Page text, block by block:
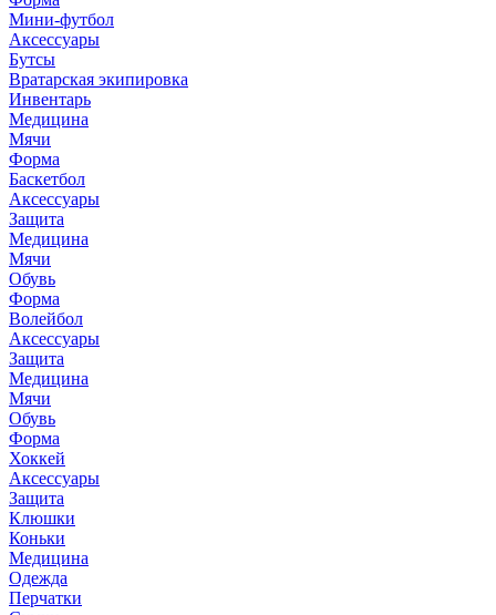
Мини-футбол
Аксессуары
Бутсы
Вратарская экипировка
Инвентарь
Медицина
Мячи
Форма
Баскетбол
Аксессуары
Защита
Медицина
Мячи
Обувь
Форма
Волейбол
Аксессуары
Защита
Медицина
Мячи
Обувь
Форма
Хоккей
Аксессуары
Защита
Клюшки
Коньки
Медицина
Одежда
Перчатки